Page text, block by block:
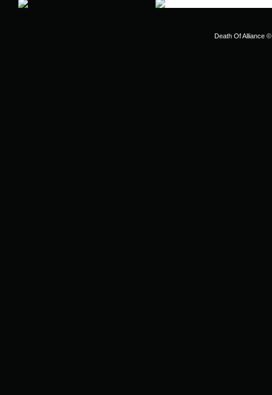
Death Of Alliance